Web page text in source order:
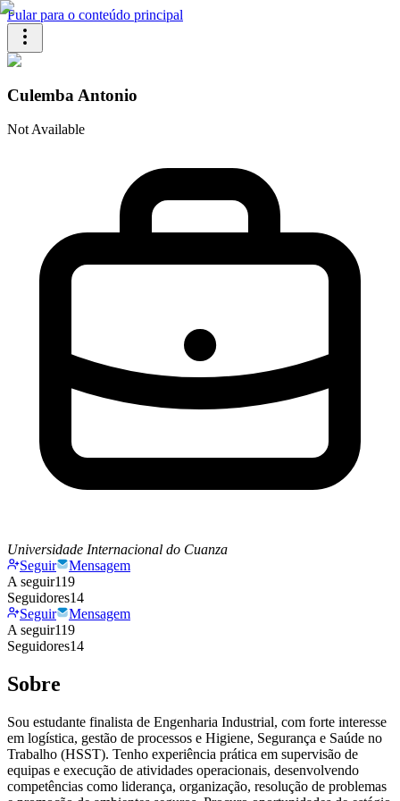
Pular para o conteúdo principal
Culemba Antonio
Not Available
Universidade Internacional do Cuanza
Seguir
Mensagem
A seguir119
Seguidores14
Seguir
Mensagem
A seguir119
Seguidores14
Sobre
Sou estudante finalista de Engenharia Industrial, com forte interesse
em logística, gestão de processos e Higiene, Segurança e Saúde no
Trabalho (HSST). Tenho experiência prática em supervisão de
equipas e execução de atividades operacionais, desenvolvendo
competências como liderança, organização, resolução de problemas